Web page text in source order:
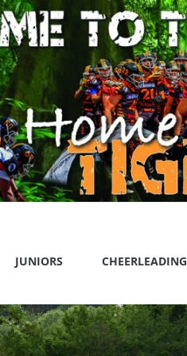
JUNIORS CHEERLEADING